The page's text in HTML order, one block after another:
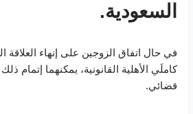
السعودية.
في حال اتفاق الزوجين على إنهاء العلاقة
كاملَي الأهلية القانونية، يمكنهما إتمام
قضائي.